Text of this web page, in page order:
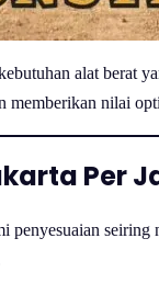
alat
nilai
Per
penyesuaian